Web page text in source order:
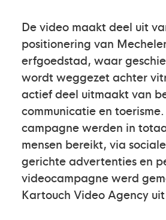
De video maakt deel uit
positionering van
erfgoedstad, waar
wordt weggezet achter
actief deel uitmaakt van
communicatie en
campagne werden in
mensen bereikt, via
gerichte advertenties en
videocampagne werd
Kartouch Video Agency